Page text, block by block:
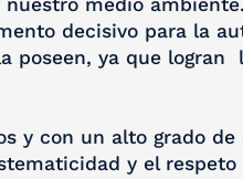
medio
decisivo para la
poseen, ya que logran
y con un alto grado de
y el respeto